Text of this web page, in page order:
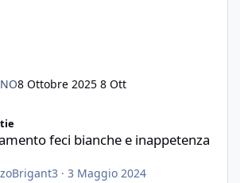
8 Ottobre 2025 8 Ott
feci bianche e inappetenza
· 3 Maggio 2024